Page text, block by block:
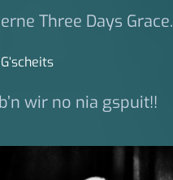
Three Days Grace.
wir no nia gspuit!!